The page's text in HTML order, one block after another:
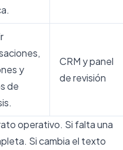
y
de
CRM y panel
de revisión
operativo. Si falta una
Si cambia el texto